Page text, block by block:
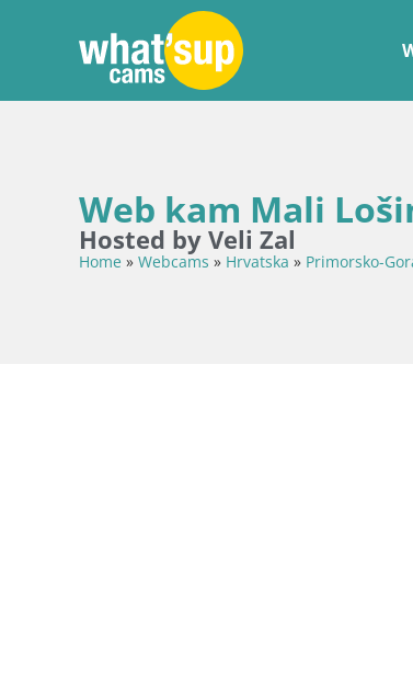
Web kam Mali
Hosted by Veli Zal
Home » Webcams » Hrvatska » Primorsko-